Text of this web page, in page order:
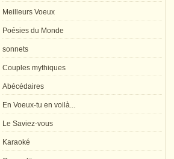
Meilleurs Voeux
Poésies du Monde
sonnets
Couples mythiques
Abécédaires
En Voeux-tu en voilà...
Le Saviez-vous
Karaoké